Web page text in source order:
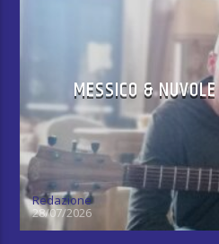
MESSICO &
Redazione
28/07/2026